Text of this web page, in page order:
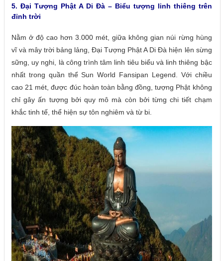
5. Đại Tượng Phật A Di Đà – Biểu tượng linh thiêng trên
đỉnh trời
Nằm ở độ cao hơn 3.000 mét, giữa không gian núi rừng hùng
vĩ và mây trời bảng lảng, Đại Tượng Phật A Di Đà hiện lên sừng
sững, uy nghi, là công trình tâm linh tiêu biểu và linh thiêng bậc
nhất trong quần thể Sun World Fansipan Legend. Với chiều
cao 21 mét, được đúc hoàn toàn bằng đồng, tượng Phật không
chỉ gây ấn tượng bởi quy mô mà còn bởi từng chi tiết chạm
khắc tinh tế, thể hiện sự tôn nghiêm và từ bi.